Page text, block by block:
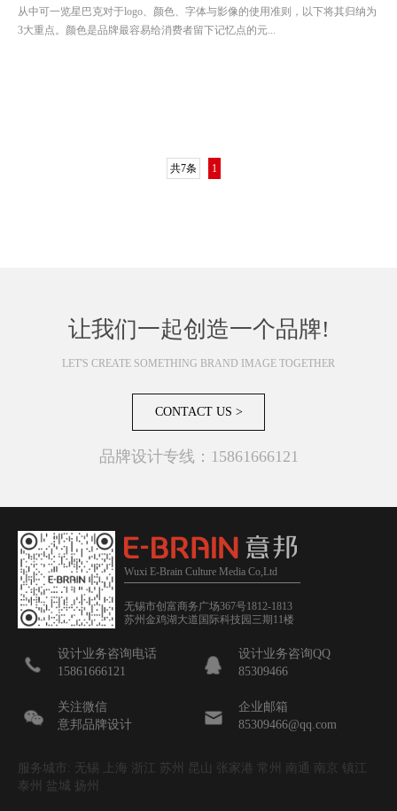
从中可一览星巴克对于logo、颜色、字体与影像的使用准则，以下将其归纳为
3大重点。颜色是品牌最容易给消费者留下记忆点的元...
共7条 1
让我们一起创造一个品牌!
LET'S CREATE SOMETHING BRAND IMAGE TOGETHER
CONTACT US >
品牌设计专线：15861666121
Wuxi E-Brain Culture Media Co,Ltd
无锡市创富商务广场367号1812-1813
苏州金鸡湖大道国际科技园三期11楼
设计业务咨询电话
15861666121
设计业务咨询QQ
85309466
关注微信
意邦品牌设计
企业邮箱
85309466@qq.com
服务城市: 无锡 上海 浙江 苏州 昆山 张家港 常州 南通 南京 镇江
泰州 盐城 扬州